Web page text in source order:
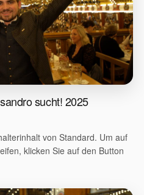
sucht! 2025
von Standard. Um auf
klicken Sie auf den Button